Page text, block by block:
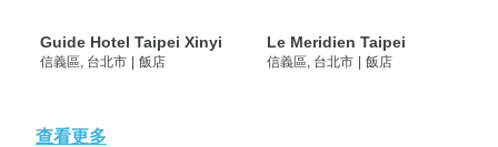
Guide Hotel Taipei Xinyi
信義區, 台北市 | 飯店
Le Meridien Taipei
信義區, 台北市 | 飯店
查看更多